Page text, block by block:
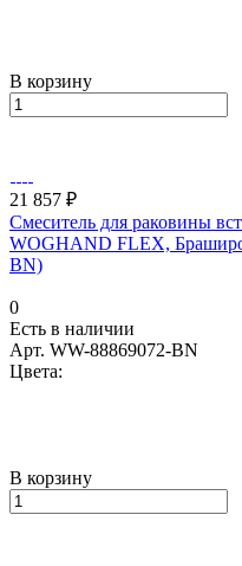
В корзину
21 857 ₽
Смеситель для раковины
WOGHAND FLEX,
BN)
0
Есть в наличии
Арт. WW-88869072-BN
Цвета:
В корзину